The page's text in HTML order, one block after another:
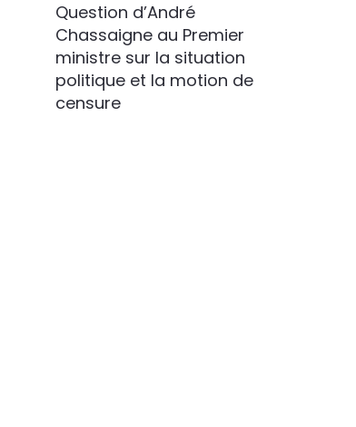
Question d’André
Chassaigne au Premier
ministre sur la situation
politique et la motion de
censure